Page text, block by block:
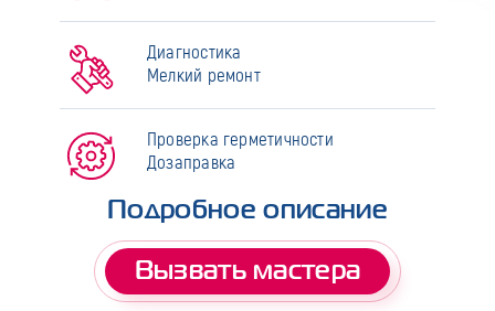
Диагностика
Мелкий ремонт
Проверка герметичности
Дозаправка
Подробное описание
Вызвать мастера